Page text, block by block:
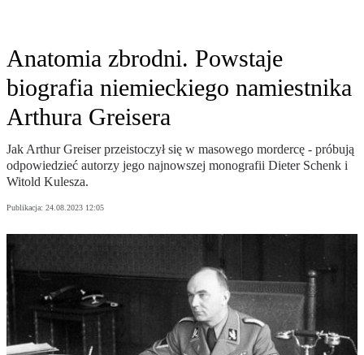
Anatomia zbrodni. Powstaje
biografia niemieckiego namiestnika
Arthura Greisera
Jak Arthur Greiser przeistoczył się w masowego mordercę - próbują
odpowiedzieć autorzy jego najnowszej monografii Dieter Schenk i
Witold Kulesza.
Publikacja: 24.08.2023 12:05